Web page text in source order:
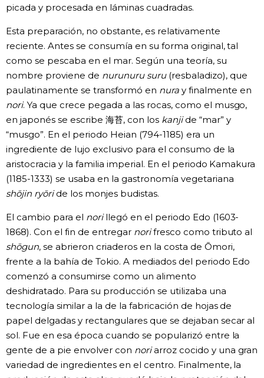
Avisos
picada y procesada en láminas cuadradas.
Esta preparación, no obstante, es relativamente
reciente. Antes se consumía en su forma original, tal
como se pescaba en el mar. Según una teoría, su
nombre proviene de nurunuru suru(resbaladizo), que
paulatinamente se transformó en nuray finalmente en
nori. Ya que crece pegada a las rocas, como el musgo,
en japonés se escribe 海苔, con los kanjide “mar” y
“musgo”. En el periodo Heian (794-1185) era un
ingrediente de lujo exclusivo para el consumo de la
aristocracia y la familia imperial. En el periodo Kamakura
(1185-1333) se usaba en la gastronomía vegetariana
shōjin ryōride los monjes budistas.
El cambio para el norillegó en el periodo Edo (1603-
1868). Con el fin de entregar norifresco como tributo al
shōgun, se abrieron criaderos en la costa de Ōmori,
frente a la bahía de Tokio. A mediados del periodo Edo
comenzó a consumirse como un alimento
deshidratado. Para su producción se utilizaba una
tecnología similar a la de la fabricación de hojas de
papel delgadas y rectangulares que se dejaban secar al
sol. Fue en esa época cuando se popularizó entre la
gente de a pie envolver con noriarroz cocido y una gran
variedad de ingredientes en el centro. Finalmente, la